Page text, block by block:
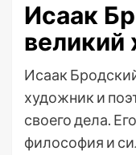
Исаак
великий
Исаак
художник и
своего дела.
философия и